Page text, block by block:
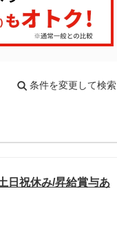
条件を変更して検索
日祝休み/昇給賞与あ